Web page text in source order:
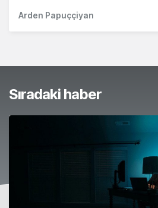
Arden Papuççiyan
Sıradaki haber